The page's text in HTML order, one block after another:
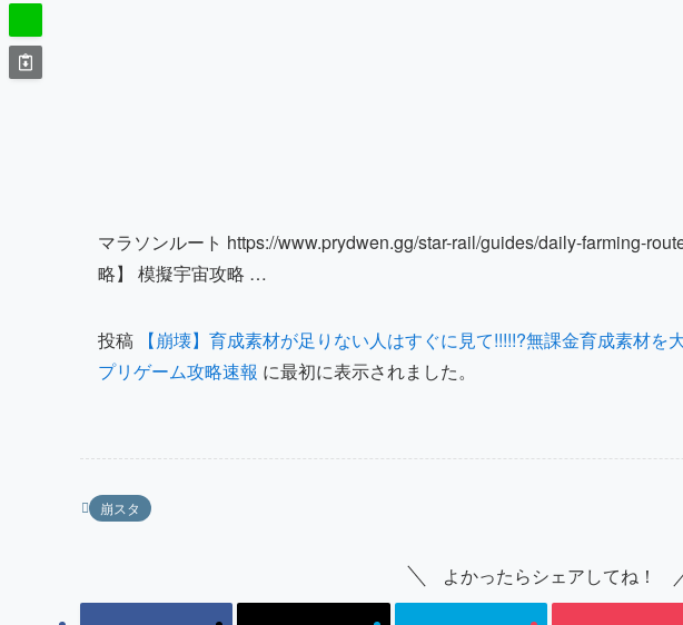
マラソンルート https://www.prydwen.gg/star-rail/guides/daily-farming-
略】 模擬宇宙攻略 …
投稿 【崩壊】育成素材が足りない人はすぐに見て!!!!!?無課金育成素材を
プリゲーム攻略速報 に最初に表示されました。
崩スタ
よかったらシェアしてね！